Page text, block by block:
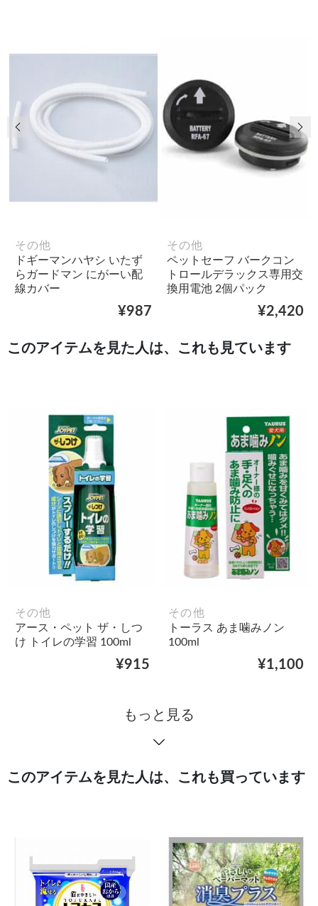
その他
ドギーマンハヤシ いたず
らガードマン にがーい配
線カバー
¥987
その他
ペットセーフ バークコン
トロールデラックス専用交
換用電池 2個パック
¥2,420
前の画像 次
このアイテムを見た人は、これも見ています
その他
アース・ペット ザ・しつ
け トイレの学習 100ml
¥915
その他
トーラス あま噛みノン
100ml
¥1,100
もっと見る
このアイテムを見た人は、これも買っています